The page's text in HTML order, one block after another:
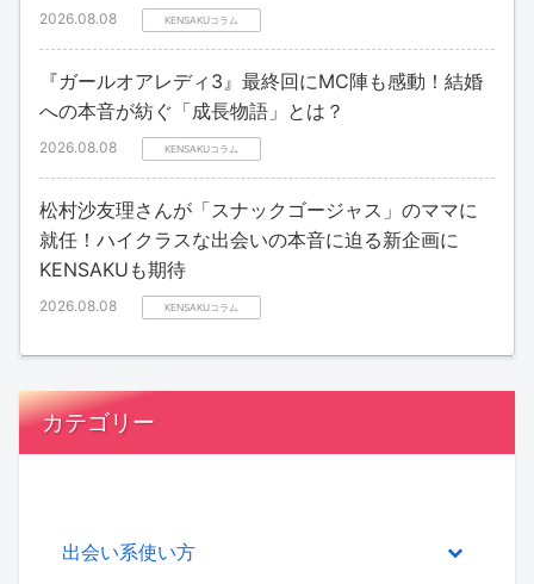
2026.08.08 KENSAKUコラム
『ガールオアレディ3』最終回にMC陣も感動！結婚
への本音が紡ぐ「成長物語」とは？
2026.08.08 KENSAKUコラム
松村沙友理さんが「スナックゴージャス」のママに
就任！ハイクラスな出会いの本音に迫る新企画に
KENSAKUも期待
2026.08.08 KENSAKUコラム
カテゴリー
出会い系使い方